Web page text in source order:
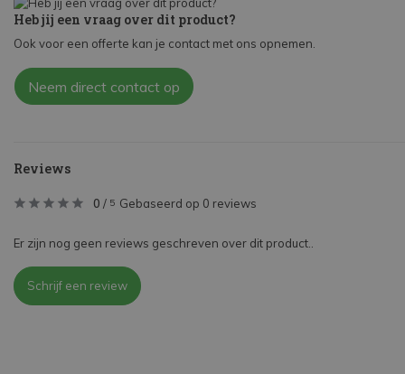
Heb jij een vraag over dit product?
Ook voor een offerte kan je contact met ons opnemen.
Neem direct contact op
Reviews
0 / 5 Gebaseerd op 0 reviews
Er zijn nog geen reviews geschreven over dit product..
Schrijf een review